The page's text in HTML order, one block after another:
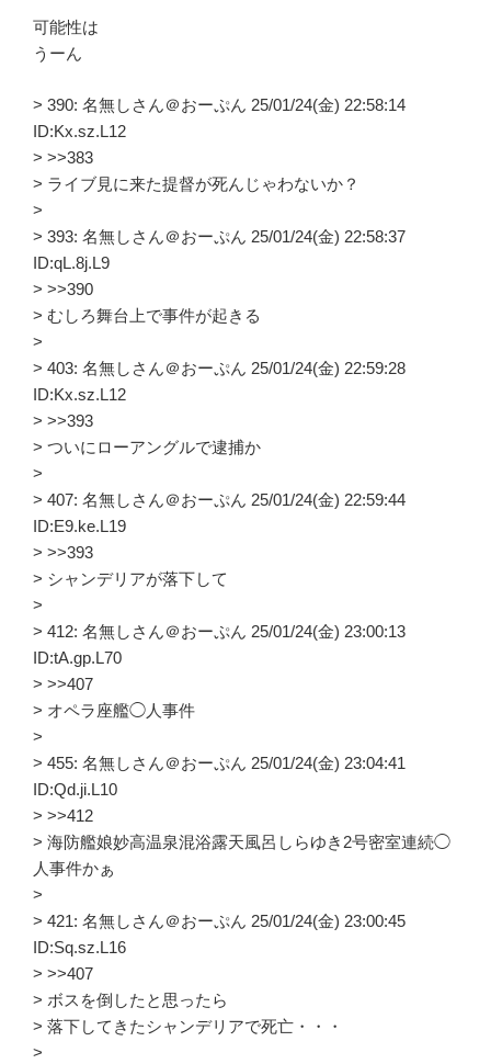
可能性は
うーん
> 390: 名無しさん＠おーぷん 25/01/24(金) 22:58:14
ID:Kx.sz.L12
> >>383
> ライブ見に来た提督が死んじゃわないか？
>
> 393: 名無しさん＠おーぷん 25/01/24(金) 22:58:37
ID:qL.8j.L9
> >>390
> むしろ舞台上で事件が起きる
>
> 403: 名無しさん＠おーぷん 25/01/24(金) 22:59:28
ID:Kx.sz.L12
> >>393
> ついにローアングルで逮捕か
>
> 407: 名無しさん＠おーぷん 25/01/24(金) 22:59:44
ID:E9.ke.L19
> >>393
> シャンデリアが落下して
>
> 412: 名無しさん＠おーぷん 25/01/24(金) 23:00:13
ID:tA.gp.L70
> >>407
> オペラ座艦◯人事件
>
> 455: 名無しさん＠おーぷん 25/01/24(金) 23:04:41
ID:Qd.ji.L10
> >>412
> 海防艦娘妙高温泉混浴露天風呂しらゆき2号密室連続◯
人事件かぁ
>
> 421: 名無しさん＠おーぷん 25/01/24(金) 23:00:45
ID:Sq.sz.L16
> >>407
> ボスを倒したと思ったら
> 落下してきたシャンデリアで死亡・・・
>